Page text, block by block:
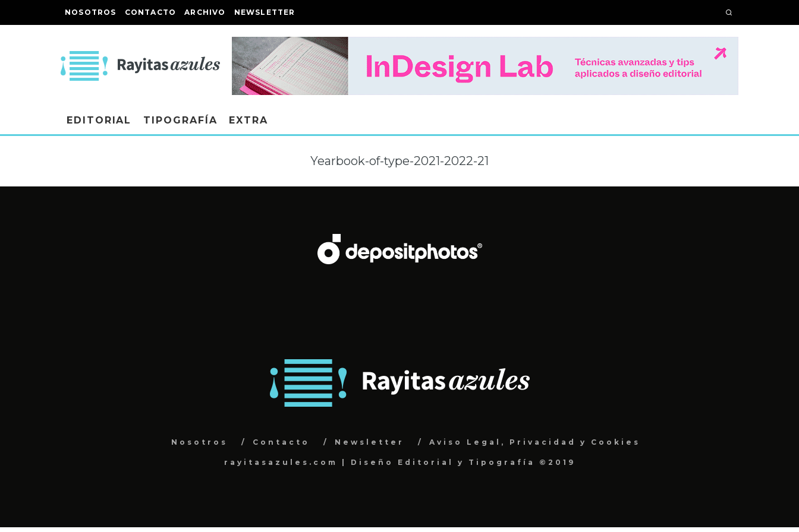
NOSOTROS CONTACTO ARCHIVO NEWSLETTER
EDITORIAL TIPOGRAFÍA EXTRA
Yearbook-of-type-2021-2022-21
Nosotros Contacto Newsletter Aviso Legal, Privacidad y Cookies
rayitasazules.com | Diseño Editorial y Tipografía ©2019